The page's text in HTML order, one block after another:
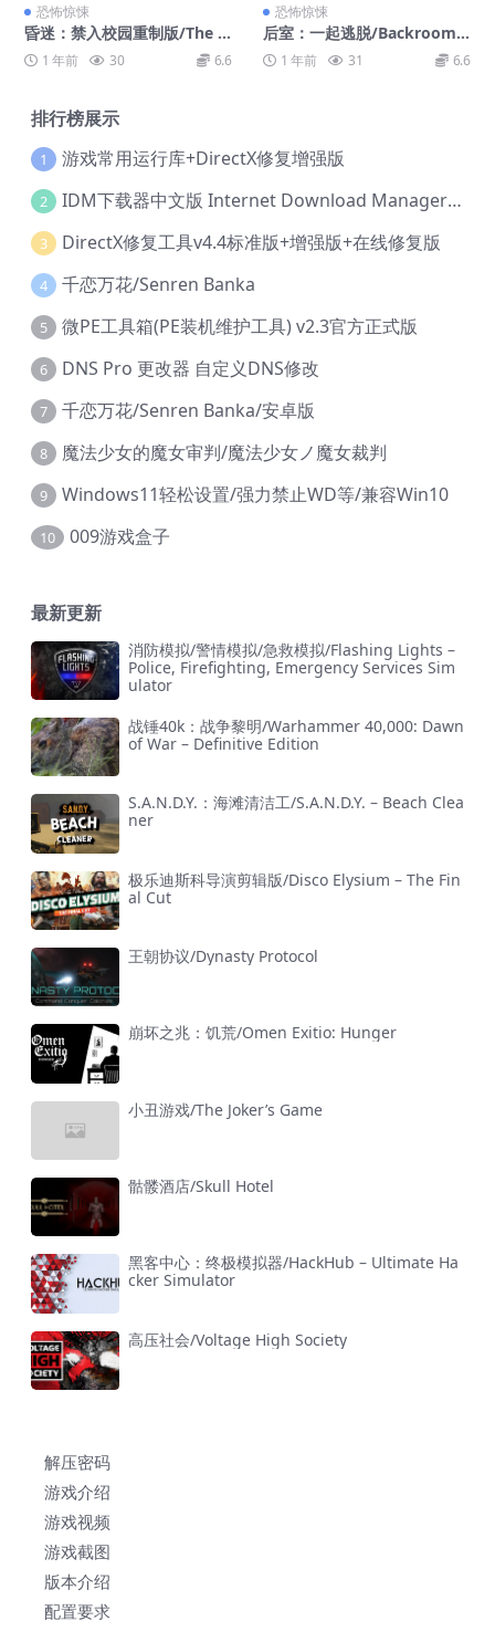
恐怖惊悚
昏迷：禁入校园重制版/The C
oma: Recut
1 年前 30 6.6
恐怖惊悚
后室：一起逃脱/Backrooms:
Escape Together
1 年前 31 6.6
排行榜展示
1 游戏常用运行库+DirectX修复增强版
2 IDM下载器中文版 Internet Download Manager v6.42.36 IDM
3 DirectX修复工具v4.4标准版+增强版+在线修复版
4 千恋万花/Senren Banka
5 微PE工具箱(PE装机维护工具) v2.3官方正式版
6 DNS Pro 更改器 自定义DNS修改
7 千恋万花/Senren Banka/安卓版
8 魔法少女的魔女审判/魔法少女ノ魔女裁判
9 Windows11轻松设置/强力禁止WD等/兼容Win10
10 009游戏盒子
最新更新
消防模拟/警情模拟/急救模拟/Flashing Lights –
Police, Firefighting, Emergency Services Sim
ulator
战锤40k：战争黎明/Warhammer 40,000: Dawn
of War – Definitive Edition
S.A.N.D.Y.：海滩清洁工/S.A.N.D.Y. – Beach Clea
ner
极乐迪斯科导演剪辑版/Disco Elysium – The Fin
al Cut
王朝协议/Dynasty Protocol
崩坏之兆：饥荒/Omen Exitio: Hunger
小丑游戏/The Joker’s Game
骷髅酒店/Skull Hotel
黑客中心：终极模拟器/HackHub – Ultimate Ha
cker Simulator
高压社会/Voltage High Society
解压密码
游戏介绍
游戏视频
游戏截图
版本介绍
配置要求